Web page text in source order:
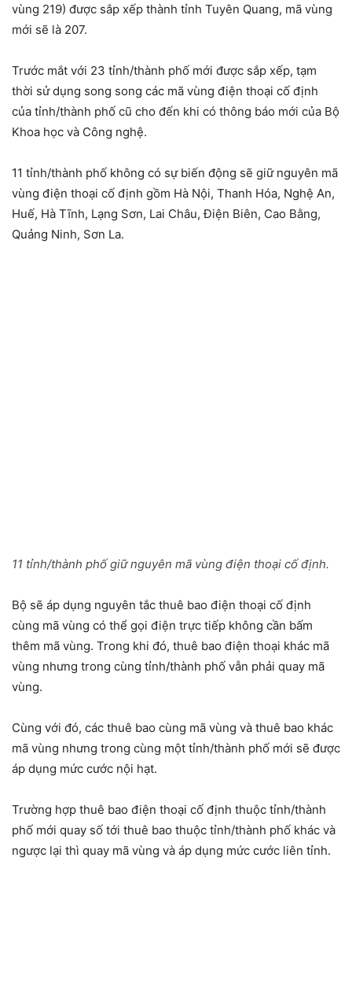
vùng 219) được sắp xếp thành tỉnh Tuyên Quang, mã vùng
mới sẽ là 207.
Trước mắt với 23 tỉnh/thành phố mới được sắp xếp, tạm
thời sử dụng song song các mã vùng điện thoại cố định
của tỉnh/thành phố cũ cho đến khi có thông báo mới của Bộ
Khoa học và Công nghệ.
11 tỉnh/thành phố không có sự biến động sẽ giữ nguyên mã
vùng điện thoại cố định gồm Hà Nội, Thanh Hóa, Nghệ An,
Huế, Hà Tĩnh, Lạng Sơn, Lai Châu, Điện Biên, Cao Bằng,
Quảng Ninh, Sơn La.
11 tỉnh/thành phố giữ nguyên mã vùng điện thoại cố định.
Bộ sẽ áp dụng nguyên tắc thuê bao điện thoại cố định
cùng mã vùng có thể gọi điện trực tiếp không cần bấm
thêm mã vùng. Trong khi đó, thuê bao điện thoại khác mã
vùng nhưng trong cùng tỉnh/thành phố vẫn phải quay mã
vùng.
Cùng với đó, các thuê bao cùng mã vùng và thuê bao khác
mã vùng nhưng trong cùng một tỉnh/thành phố mới sẽ được
áp dụng mức cước nội hạt.
Trường hợp thuê bao điện thoại cố định thuộc tỉnh/thành
phố mới quay số tới thuê bao thuộc tỉnh/thành phố khác và
ngược lại thì quay mã vùng và áp dụng mức cước liên tỉnh.